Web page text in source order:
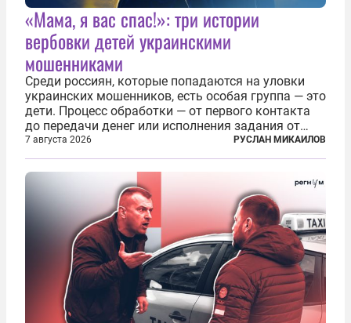
«Мама, я вас спас!»: три истории
вербовки детей украинскими
мошенниками
Среди россиян, которые попадаются на уловки
украинских мошенников, есть особая группа — это
дети. Процесс обработки — от первого контакта
до передачи денег или исполнения задания от
кураторов может занять от двух часов до
нескольких месяцев. Детей превращают в
послушных исполнителей, которые...
7 августа 2026 РУСЛАН МИКАИЛОВ